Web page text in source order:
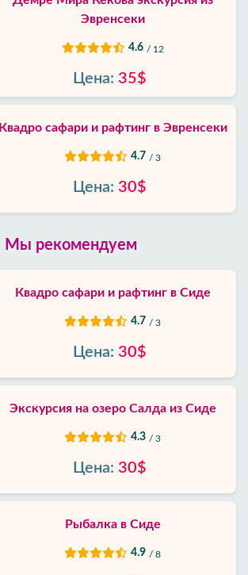
Эвренсеки
4.6 / 12
Цена: 35$
Квадро сафари и рафтинг в Эвренсеки
4.7 / 3
Цена: 30$
Мы рекомендуем
Квадро сафари и рафтинг в Сиде
4.7 / 3
Цена: 30$
Экскурсия на озеро Салда из Сиде
4.3 / 3
Цена: 30$
Рыбалка в Сиде
4.9 / 8